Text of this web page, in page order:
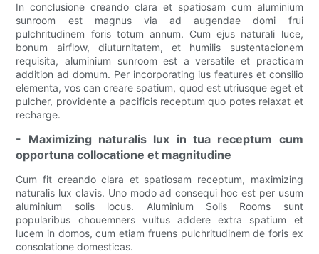
In conclusione creando clara et spatiosam cum aluminium
sunroom est magnus via ad augendae domi frui
pulchritudinem foris totum annum. Cum ejus naturali luce,
bonum airflow, diuturnitatem, et humilis sustentacionem
requisita, aluminium sunroom est a versatile et practicam
addition ad domum. Per incorporating ius features et consilio
elementa, vos can creare spatium, quod est utriusque eget et
pulcher, providente a pacificis receptum quo potes relaxat et
recharge.
- Maximizing naturalis lux in tua receptum cum
opportuna collocatione et magnitudine
Cum fit creando clara et spatiosam receptum, maximizing
naturalis lux clavis. Uno modo ad consequi hoc est per usum
aluminium solis locus. Aluminium Solis Rooms sunt
popularibus chouemners vultus addere extra spatium et
lucem in domos, cum etiam fruens pulchritudinem de foris ex
consolatione domesticas.